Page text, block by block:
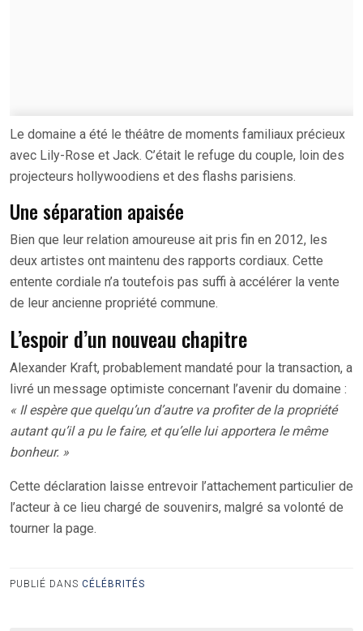
Le domaine a été le théâtre de moments familiaux précieux
avec Lily-Rose et Jack. C’était le refuge du couple, loin des
projecteurs hollywoodiens et des flashs parisiens.
Une séparation apaisée
Bien que leur relation amoureuse ait pris fin en 2012, les
deux artistes ont maintenu des rapports cordiaux. Cette
entente cordiale n’a toutefois pas suffi à accélérer la vente
de leur ancienne propriété commune.
L’espoir d’un nouveau chapitre
Alexander Kraft, probablement mandaté pour la transaction, a
livré un message optimiste concernant l’avenir du domaine :
« Il espère que quelqu’un d’autre va profiter de la propriété
autant qu’il a pu le faire, et qu’elle lui apportera le même
bonheur. »
Cette déclaration laisse entrevoir l’attachement particulier de
l’acteur à ce lieu chargé de souvenirs, malgré sa volonté de
tourner la page.
PUBLIÉ DANS CÉLÉBRITÉS